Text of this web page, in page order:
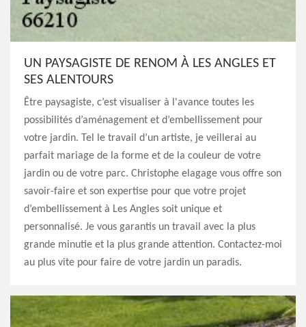
UN PAYSAGISTE DE RENOM À LES ANGLES ET
SES ALENTOURS
Être paysagiste, c’est visualiser à l'avance toutes les
possibilités d’aménagement et d’embellissement pour
votre jardin. Tel le travail d’un artiste, je veillerai au
parfait mariage de la forme et de la couleur de votre
jardin ou de votre parc. Christophe elagage vous offre son
savoir-faire et son expertise pour que votre projet
d’embellissement à Les Angles soit unique et
personnalisé. Je vous garantis un travail avec la plus
grande minutie et la plus grande attention. Contactez-moi
au plus vite pour faire de votre jardin un paradis.